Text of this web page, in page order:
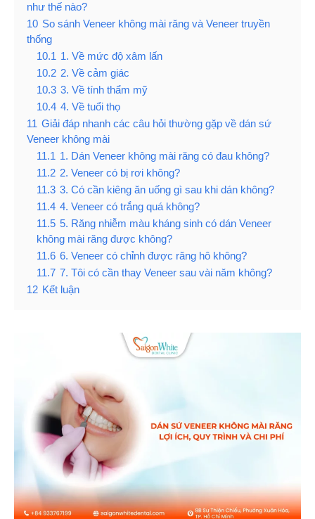
như thế nào?
10 So sánh Veneer không mài răng và Veneer truyền
thống
10.1 1. Về mức độ xâm lấn
10.2 2. Về cảm giác
10.3 3. Về tính thẩm mỹ
10.4 4. Về tuổi thọ
11 Giải đáp nhanh các câu hỏi thường gặp về dán sứ
Veneer không mài
11.1 1. Dán Veneer không mài răng có đau không?
11.2 2. Veneer có bị rơi không?
11.3 3. Có cần kiêng ăn uống gì sau khi dán không?
11.4 4. Veneer có trắng quá không?
11.5 5. Răng nhiễm màu kháng sinh có dán Veneer
không mài răng được không?
11.6 6. Veneer có chỉnh được răng hô không?
11.7 7. Tôi có cần thay Veneer sau vài năm không?
12 Kết luận